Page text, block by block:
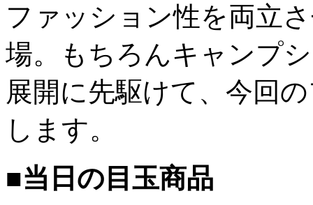
ファッション性を両立
場。もちろんキャンプ
展開に先駆けて、今回
します。
■当日の目玉商品